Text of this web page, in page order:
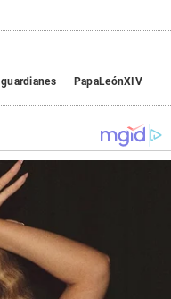
guardianes PapaLeónXIV